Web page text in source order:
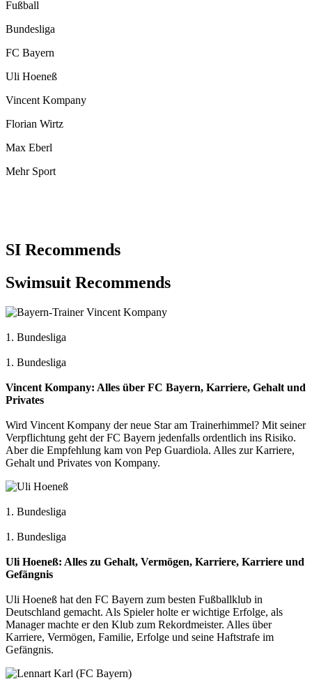
Fußball
Bundesliga
FC Bayern
Uli Hoeneß
Vincent Kompany
Florian Wirtz
Max Eberl
Mehr Sport
SI Recommends
Swimsuit Recommends
1. Bundesliga
1. Bundesliga
Vincent Kompany: Alles über FC Bayern, Karriere, Gehalt und
Privates
Wird Vincent Kompany der neue Star am Trainerhimmel? Mit seiner
Verpflichtung geht der FC Bayern jedenfalls ordentlich ins Risiko.
Aber die Empfehlung kam von Pep Guardiola. Alles zur Karriere,
Gehalt und Privates von Kompany.
1. Bundesliga
1. Bundesliga
Uli Hoeneß: Alles zu Gehalt, Vermögen, Karriere, Karriere und
Gefängnis
Uli Hoeneß hat den FC Bayern zum besten Fußballklub in
Deutschland gemacht. Als Spieler holte er wichtige Erfolge, als
Manager machte er den Klub zum Rekordmeister. Alles über
Karriere, Vermögen, Familie, Erfolge und seine Haftstrafe im
Gefängnis.